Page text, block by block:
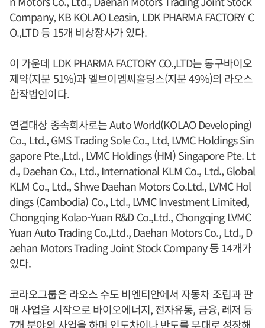
Company, KB KOLAO Leasin, LDK PHARMA FACTORY C
O.,LTD 등 15개 비상장사가 있다.
이 가운데 LDK PHARMA FACTORY CO.,LTD는 동구바이오
제약(지분 51%)과 엘브이엠씨홀딩스(지분 49%)의 라오스
합작법인이다.
연결대상 종속회사로는 Auto World(KOLAO Developing)
Co., Ltd., GMS Trading Sole Co., Ltd, LVMC Holdings Sin
gapore Pte.,Ltd., LVMC Holdings (HM) Singapore Pte. Lt
d., Daehan Co., Ltd., International KLM Co., Ltd., Global
KLM Co., Ltd., Shwe Daehan Motors Co.Ltd., LVMC Hol
dings (Cambodia) Co., Ltd., LVMC Investment Limited,
Chongqing Kolao-Yuan R&D Co.,Ltd., Chongqing LVMC
Yuan Auto Trading Co.,Ltd., Daehan Motors Co., Ltd., D
aehan Motors Trading Joint Stock Company 등 14개가
있다.
코라오그룹은 라오스 수도 비엔티안에서 자동차 조립과 판
매 사업을 시작으로 바이오에너지, 전자유통, 금융, 레저 등
7개 분야의 사업을 하며 인도차이나 반도를 무대로 성장해